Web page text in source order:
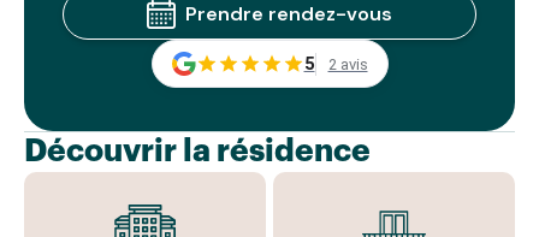
Prendre rendez-vous
5 2 avis
Découvrir la résidence